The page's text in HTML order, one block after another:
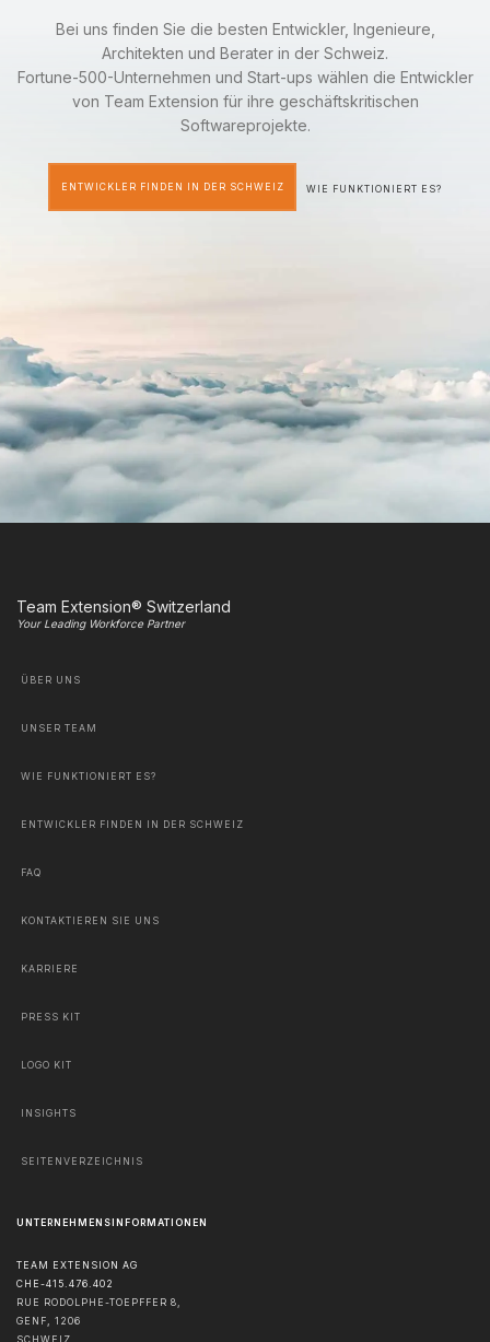
Bei uns finden Sie die besten Entwickler, Ingenieure,
Architekten und Berater in der Schweiz.
Fortune-500-Unternehmen und Start-ups wählen die Entwickler
von Team Extension für ihre geschäftskritischen
Softwareprojekte.
ENTWICKLER FINDEN IN DER SCHWEIZ WIE FUNKTIONIERT ES?
Team Extension® Switzerland
Your Leading Workforce Partner
ÜBER UNS
UNSER TEAM
WIE FUNKTIONIERT ES?
ENTWICKLER FINDEN IN DER SCHWEIZ
FAQ
KONTAKTIEREN SIE UNS
KARRIERE
PRESS KIT
LOGO KIT
INSIGHTS
SEITENVERZEICHNIS
UNTERNEHMENSINFORMATIONEN
TEAM EXTENSION AG
CHE-415.476.402
RUE RODOLPHE-TOEPFFER 8,
GENF, 1206